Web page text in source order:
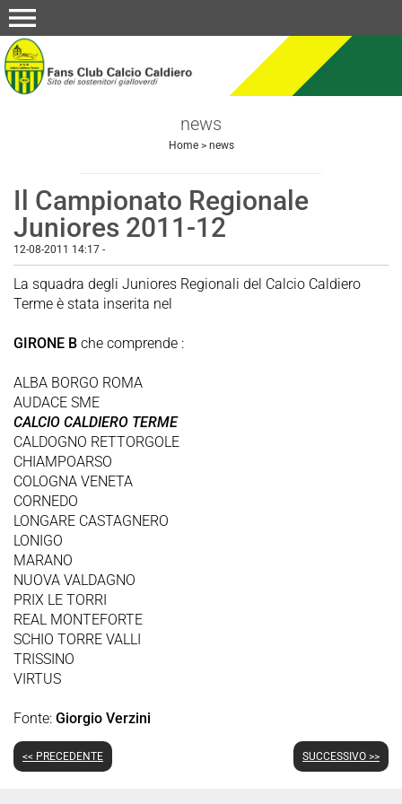
menu
news
Home> news
Il Campionato Regionale
Juniores 2011-12
12-08-2011 14:17 -
La squadra degli Juniores Regionali del Calcio Caldiero
Terme è stata inserita nel
GIRONE B che comprende :
ALBA BORGO ROMA
AUDACE SME
CALCIO CALDIERO TERME
CALDOGNO RETTORGOLE
CHIAMPOARSO
COLOGNA VENETA
CORNEDO
LONGARE CASTAGNERO
LONIGO
MARANO
NUOVA VALDAGNO
PRIX LE TORRI
REAL MONTEFORTE
SCHIO TORRE VALLI
TRISSINO
VIRTUS
Fonte: Giorgio Verzini
<< PRECEDENTE SUCCESSIVO >>